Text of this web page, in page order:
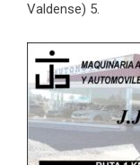
Valdense) 5.